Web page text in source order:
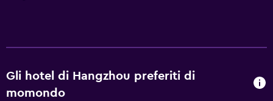
Gli hotel di Hangzhou preferiti di
momondo